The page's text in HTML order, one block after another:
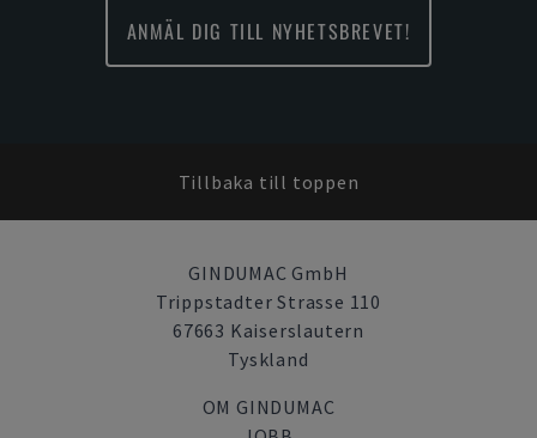
ANMÄL DIG TILL NYHETSBREVET!
Tillbaka till toppen
GINDUMAC GmbH
Trippstadter Strasse 110
67663 Kaiserslautern
Tyskland
OM GINDUMAC